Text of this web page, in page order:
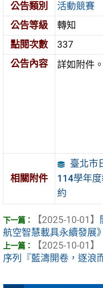
公告類別
活動競賽
公告等級
轉知
點閱次數
337
公告內容
詳如附件。
相關附件
臺北市
114學年
約
【2025-10-01】
航空智慧載具永續發展
【2025-10-01】
序列『藍濤開卷，逐浪